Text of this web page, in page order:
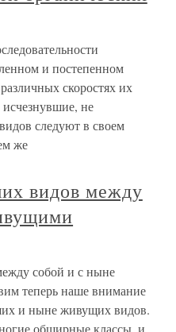
и постепенном
скоростях их
не
следуют в своем
же
видов между
собой и с ныне
теперь наше внимание
и ныне живущих видов.
обширные классы, и